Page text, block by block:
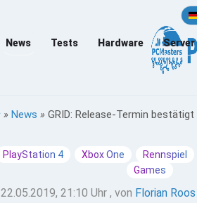
News Tests Hardware Server
» News » GRID: Release-Termin
PlayStation 4 Xbox One Rennspiel
Games
22.05.2019, 21:10 Uhr , von Florian Roos